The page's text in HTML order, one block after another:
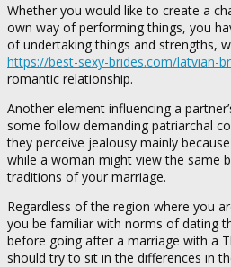
Whether you would like to create a
own way of performing things, you
of undertaking things and strengths,
https://best-sexy-brides.com/latvian-
romantic relationship.
Another element influencing a
some follow demanding patriarchal
they perceive jealousy mainly
while a woman might view the same
traditions of your marriage.
Regardless of the region where you
you be familiar with norms of dating
before going after a marriage with a
should try to sit in the differences in